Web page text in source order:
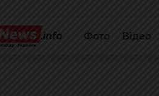
Фото Відео